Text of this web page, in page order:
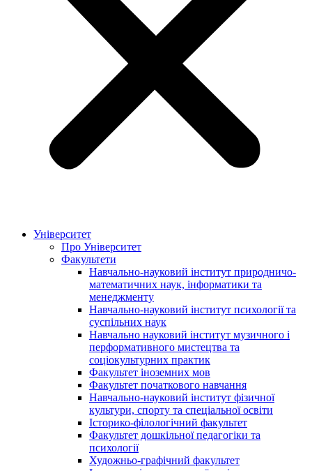
Університет
Про Університет
Факультети
Навчально-науковий інститут природничо-
математичних наук, інформатики та
менеджменту
Навчально-науковий інститут психології та
суспільних наук
Навчально науковий інститут музичного і
перформативного мистецтва та
соціокультурних практик
Факультет іноземних мов
Факультет початкового навчання
Навчально-науковий інститут фізичної
культури, спорту та спеціальної освіти
Історико-філологічний факультет
Факультет дошкільної педагогіки та
психології
Художньо-графічний факультет